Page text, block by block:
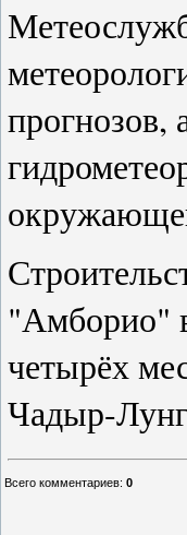
прогнозов,
"Амборио"
четырёх
Чадыр-
Всего комментариев: 0